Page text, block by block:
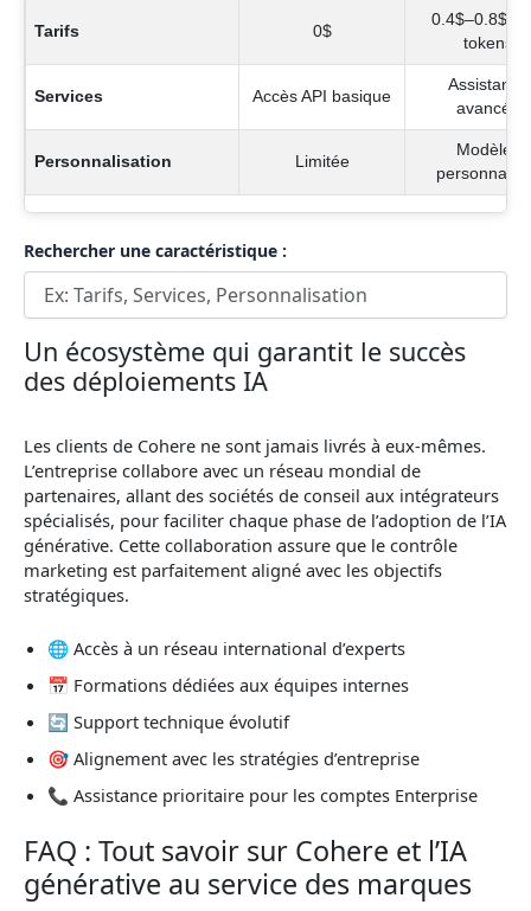
Tarifs 0$
0.4$–0.8$ /
tokens
Services Accès API basique
Assistance
avancée
Personnalisation Limitée
Modèles
Rechercher une caractéristique :
Un écosystème qui garantit le succès
des déploiements IA
Les clients de Cohere ne sont jamais livrés à eux-mêmes.
L’entreprise collabore avec un réseau mondial de
partenaires, allant des sociétés de conseil aux intégrateurs
spécialisés, pour faciliter chaque phase de l’adoption de l’IA
générative. Cette collaboration assure que le contrôle
marketing est parfaitement aligné avec les objectifs
stratégiques.
🌐 Accès à un réseau international d’experts
📅 Formations dédiées aux équipes internes
🔄 Support technique évolutif
🎯 Alignement avec les stratégies d’entreprise
📞 Assistance prioritaire pour les comptes Enterprise
FAQ : Tout savoir sur Cohere et l’IA
générative au service des marques